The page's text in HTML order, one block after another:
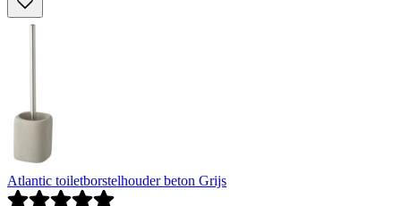
Atlantic toiletborstelhouder beton Grijs